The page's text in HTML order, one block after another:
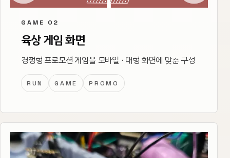
GAME 02
육상 게임 화면
경쟁형 프로모션 게임을 모바일 · 대형 화면에 맞춘 구성
RUN GAME PROMO